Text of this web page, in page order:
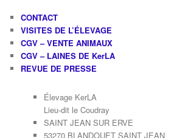
CONTACT
VISITES DE L’ÉLEVAGE
CGV – VENTE ANIMAUX
CGV – LAINES DE KerLA
REVUE DE PRESSE
Élevage KerLA
Lieu-dit le Coudray
SAINT JEAN SUR ERVE
53270 BLANDOUET SAINT JEAN